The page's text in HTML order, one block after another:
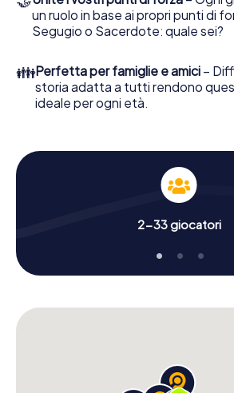
un ruolo in base ai propri punti di
Segugio o Sacerdote: quale sei?
👪Perfetta per famiglie e amici –
storia adatta a tutti rendono
ideale per ogni età.
2-33 giocatori